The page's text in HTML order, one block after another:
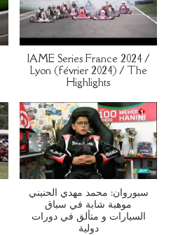
IAME Series France 2024 /
Lyon (février 2024) / The
Highlights
سبوروان: محمد مهدي الحنيني
موهبة شابة في سباق
السيارات و متألق في دورات
دولية